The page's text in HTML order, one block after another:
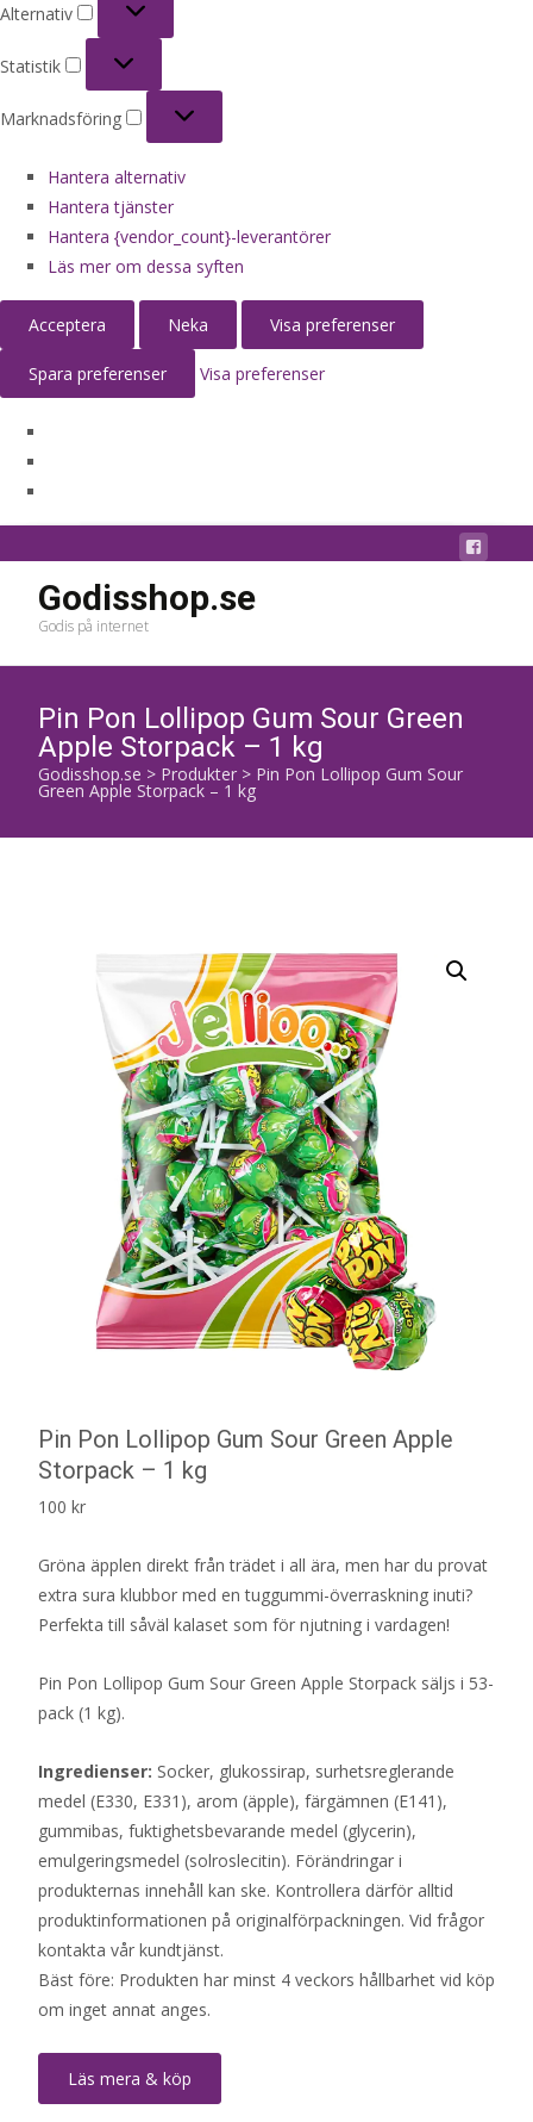
Alternativ
Statistik
Marknadsföring
Hantera alternativ
Hantera tjänster
Hantera {vendor_count}-leverantörer
Läs mer om dessa syften
Acceptera Neka Visa preferenser
Spara preferenser Visa preferenser
Godisshop.se
Godis på internet
Pin Pon Lollipop Gum Sour Green
Apple Storpack – 1 kg
Godisshop.se > Produkter > Pin Pon Lollipop Gum Sour
Green Apple Storpack – 1 kg
Pin Pon Lollipop Gum Sour Green Apple
Storpack – 1 kg
100 kr
Gröna äpplen direkt från trädet i all ära, men har du provat
extra sura klubbor med en tuggummi-överraskning inuti?
Perfekta till såväl kalaset som för njutning i vardagen!
Pin Pon Lollipop Gum Sour Green Apple Storpack säljs i 53-
pack (1 kg).
Ingredienser: Socker, glukossirap, surhetsreglerande
medel (E330, E331), arom (äpple), färgämnen (E141),
gummibas, fuktighetsbevarande medel (glycerin),
emulgeringsmedel (solroslecitin). Förändringar i
produkternas innehåll kan ske. Kontrollera därför alltid
produktinformationen på originalförpackningen. Vid frågor
kontakta vår kundtjänst.
Bäst före: Produkten har minst 4 veckors hållbarhet vid köp
om inget annat anges.
Läs mera & köp